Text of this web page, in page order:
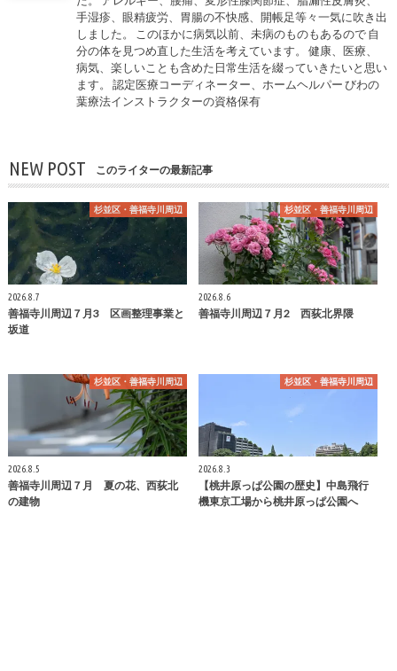
手湿疹、眼精疲労、胃腸の不快感、開帳足等々一気に吹き出
しました。 このほかに病気以前、未病のものもあるので 自
分の体を見つめ直した生活を考えています。 健康、医療、
病気、楽しいことも含めた日常生活を綴っていきたいと思い
ます。 認定医療コーディネーター、ホームヘルパー びわの
葉療法インストラクターの資格保有
NEW POST このライターの最新記事
杉並区・善福寺川周辺
2026.8.7
善福寺川周辺７月3 区画整理事業と
坂道
杉並区・善福寺川周辺
2026.8.6
善福寺川周辺７月2 西荻北界隈
杉並区・善福寺川周辺
2026.8.5
善福寺川周辺７月 夏の花、西荻北
の建物
杉並区・善福寺川周辺
2026.8.3
【桃井原っぱ公園の歴史】中島飛行
機東京工場から桃井原っぱ公園へ